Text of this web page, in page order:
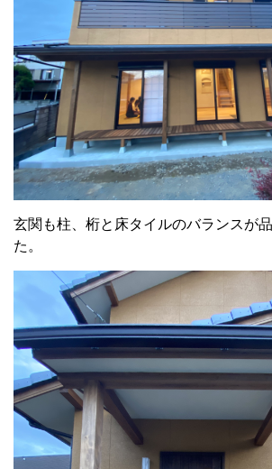
玄関も柱、桁と床タイルのバランスが
た。